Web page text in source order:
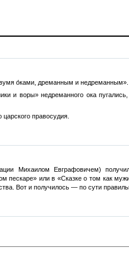
о́ками, дреманным и недреманным».
и воры» недреманного ока
правосудия.
Михаилом Евграфовичем)
или в «Сказке о том как
Вот и получилось — по сути